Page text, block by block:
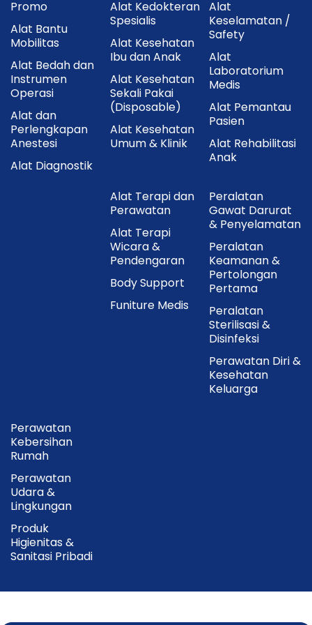
Kontrol Touch Control Digital
Material
Stainless Steel + Tempered
Glass
Jumlah Rak 4 rak stainless
Dimensi Produk ±440 × 365 × 890 mm
Berat Produk ±13–15 kg
Penggunaan
AKL 20903520048
Isi Dalam Kemasan
1x SERENITY K-103L Sterilisator Digital
4x Rak stainless steel
Letakkan peralatan pada rak sesuai kebutuhan
Pilih mode sterilisasi melalui touch panel
Tutup pintu hingga rapat
Tunggu proses sterilisasi selesai sesuai mode yang
dipilih
Promo
Alat Bantu
Mobilitas
Alat Bedah dan
Instrumen
Operasi
Alat dan
Perlengkapan
Anestesi
Alat Diagnostik
Alat Kedokteran
Spesialis
Alat Kesehatan
Ibu dan Anak
Alat Kesehatan
Sekali Pakai
(Disposable)
Alat Kesehatan
Umum & Klinik
Alat
Keselamatan /
Safety
Alat
Laboratorium
Medis
Alat Pemantau
Pasien
Alat Rehabilitasi
Anak
Alat Terapi dan
Perawatan
Alat Terapi
Wicara &
Pendengaran
Body Support
Funiture Medis
Peralatan
Gawat Darurat
& Penyelamatan
Peralatan
Keamanan &
Pertolongan
Pertama
Peralatan
Sterilisasi &
Disinfeksi
Perawatan Diri &
Kesehatan
Keluarga
Perawatan
Kebersihan
Rumah
Perawatan
Udara &
Lingkungan
Produk
Higienitas &
Sanitasi Pribadi